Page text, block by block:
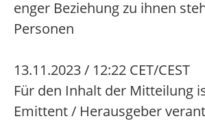
enger Beziehung zu ihnen
Personen
13.11.2023 / 12:22 CET/CEST
Für den Inhalt der Mitteilung
Emittent / Herausgeber